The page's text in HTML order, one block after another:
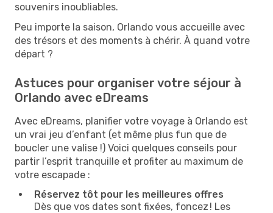
souvenirs inoubliables.
Peu importe la saison, Orlando vous accueille avec
des trésors et des moments à chérir. À quand votre
départ ?
Astuces pour organiser votre séjour à
Orlando avec eDreams
Avec eDreams, planifier votre voyage à Orlando est
un vrai jeu d’enfant (et même plus fun que de
boucler une valise !) Voici quelques conseils pour
partir l’esprit tranquille et profiter au maximum de
votre escapade :
Réservez tôt pour les meilleures offres
Dès que vos dates sont fixées, foncez ! Les